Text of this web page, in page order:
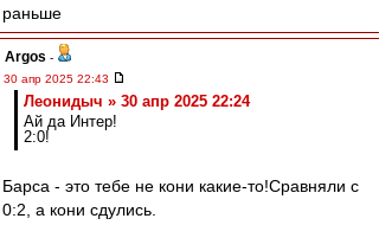
раньше
Argos -
30 апр 2025 22:43
Леонидыч » 30 апр 2025 22:24
Ай да Интер!
2:0!
Барса - это тебе не кони какие-то!Сравняли с
0:2, а кони сдулись.